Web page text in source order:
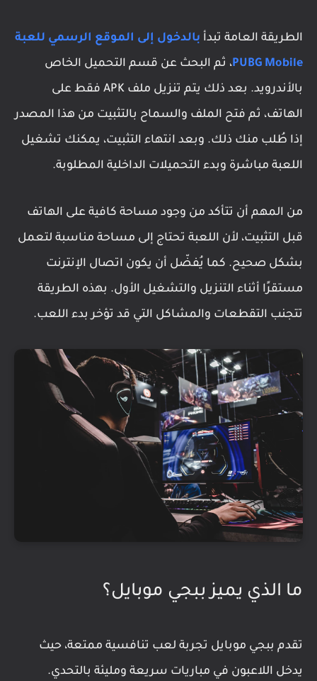
الطريقة العامة تبدأ بالدخول إلى الموقع الرسمي للعبة
PUBG Mobile، ثم البحث عن قسم التحميل الخاص
بالأندرويد. بعد ذلك يتم تنزيل ملف APK فقط على
الهاتف، ثم فتح الملف والسماح بالتثبيت من هذا المصدر
إذا طُلب منك ذلك. وبعد انتهاء التثبيت، يمكنك تشغيل
اللعبة مباشرة وبدء التحميلات الداخلية المطلوبة.
من المهم أن تتأكد من وجود مساحة كافية على الهاتف
قبل التثبيت، لأن اللعبة تحتاج إلى مساحة مناسبة لتعمل
بشكل صحيح. كما يُفضّل أن يكون اتصال الإنترنت
مستقرًا أثناء التنزيل والتشغيل الأول. بهذه الطريقة
تتجنب التقطعات والمشاكل التي قد تؤخر بدء اللعب.
ما الذي يميز ببجي موبايل؟
تقدم ببجي موبايل تجربة لعب تنافسية ممتعة، حيث
يدخل اللاعبون في مباريات سريعة ومليئة بالتحدي.